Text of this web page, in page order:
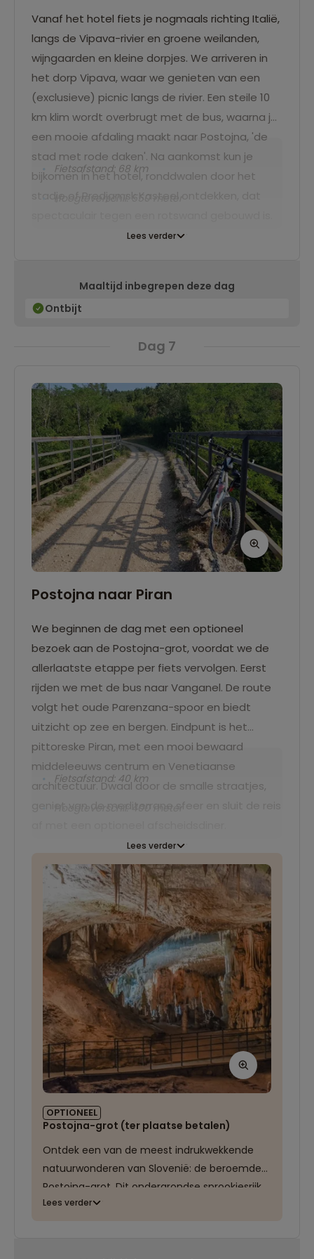
Vanaf het hotel fiets je nogmaals richting Italië,
langs de Vipava-rivier en groene weilanden,
wijngaarden en kleine dorpjes. We arriveren in
het dorp Vipava, waar we genieten van een
(exclusieve) picnic langs de rivier. Een steile 10
km klim wordt overbrugt met de bus, waarna je
een mooie afdaling maakt naar Postojna, 'de
stad met rode daken'. Na aankomst kun je
bijkomen in het hotel, ronddwalen door het
Fietsafstand: 68 km
Lees verder
Maaltijd inbegrepen deze dag
Ontbijt
Dag 7
Postojna naar Piran
We beginnen de dag met een optioneel
bezoek aan de Postojna-grot, voordat we de
allerlaatste etappe per fiets vervolgen. Eerst
rijden we met de bus naar Vanganel. De route
volgt het oude Parenzana-spoor en biedt
uitzicht op zee en bergen. Eindpunt is het
pittoreske Piran, met een mooi bewaard
middeleeuws centrum en Venetiaanse
architectuur. Dwaal door de smalle straatjes,
Fietsafstand: 40 km
Lees verder
OPTIONEEL
Postojna-grot (ter plaatse betalen)
Ontdek een van de meest indrukwekkende
natuurwonderen van Slovenië: de beroemde
Postojna-grot. Dit ondergrondse sprookjesrijk
staat bekend als de meest biodiverse grot ter
Lees verder